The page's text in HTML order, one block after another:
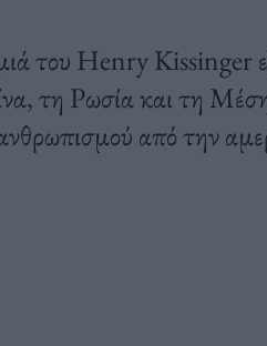
του Henry Kissinger
τη Ρωσία και τη
από την